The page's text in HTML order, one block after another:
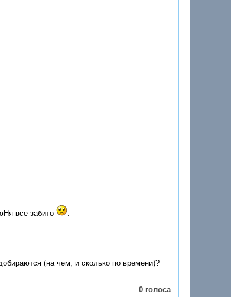
все забито
(на чем, и сколько по времени)?
0 голоса